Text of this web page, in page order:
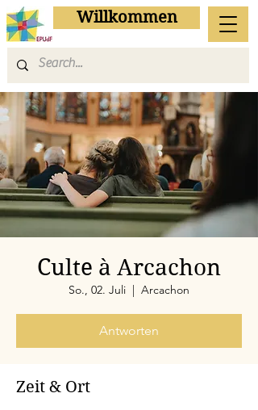
Willkommen
Culte à Arcachon
So., 02. Juli
  |
Arcachon
Antworten
Zeit & Ort